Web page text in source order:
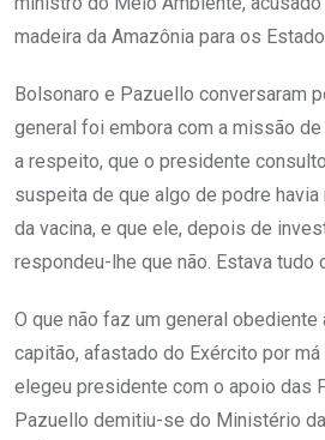
madeira da Amazônia para os
Bolsonaro e Pazuello conversaram
general foi embora com a missão
a respeito, que o presidente
suspeita de que algo de podre
da vacina, e que ele, depois de
respondeu-lhe que não. Estava tudo
O que não faz um general
capitão, afastado do Exército por
elegeu presidente com o apoio das
Pazuello demitiu-se do Ministério